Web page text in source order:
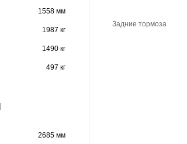
1558 мм
1987 кг
1490 кг
497 кг
Задние тормоза
2685 мм